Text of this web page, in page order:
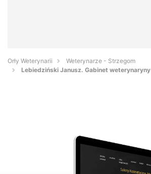
Orły Weterynarii
Weterynarze - Strzegom
Lebiedziński Janusz. Gabinet weterynaryny